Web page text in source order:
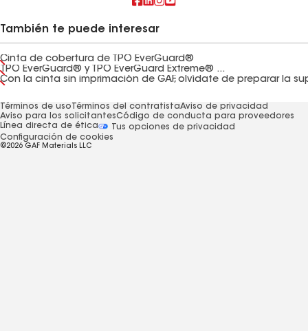
También te puede interesar
Cinta de cobertura de TPO EverGuard®
TPO EverGuard® y TPO EverGuard Extreme® ...
Términos de uso Términos del contratistaAviso de privacidad
Aviso para los solicitantesCódigo de conducta para proveedores
Línea directa de ética
Tus opciones de privacidad
Configuración de cookies
©2026 GAF Materials LLC